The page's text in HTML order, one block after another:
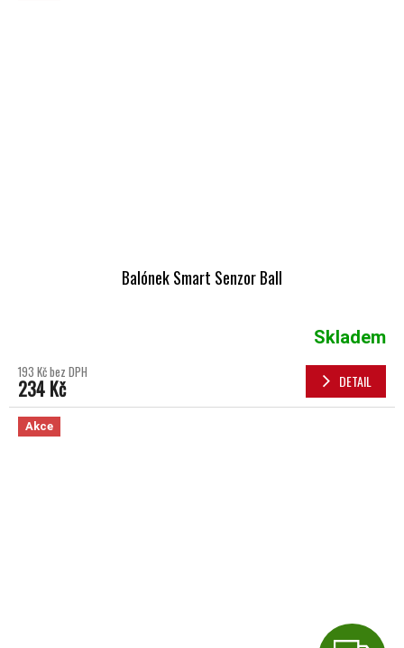
Balónek Smart Senzor Ball
Skladem
193 Kč bez DPH
234 Kč DETAIL
Akce